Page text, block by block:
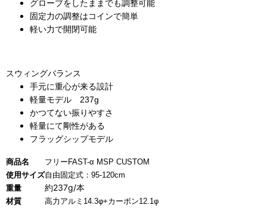
グローブをしたままでも調整可能
固定力の調整はコインで簡単
軽い力で開閉可能
スウィングバランス
手元に重心が来る設計
軽量モデル 237g
かつてない振りやすさ
軽量にて剛性がある
フラッグシップモデル
商品名
フリーFAST-α MSP CUSTOM
使用サイズ自由固定式：95-120cm
重量
約237g/本
材質
高力アルミ14.3φ+カーボン12.1φ